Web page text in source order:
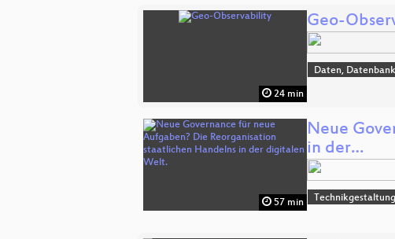
24 min
Geo-
Daten,
57 min
Neue
in der…